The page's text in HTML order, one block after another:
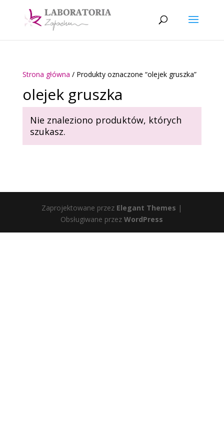
Strona główna / Produkty oznaczone “olejek gruszka”
olejek gruszka
Nie znaleziono produktów, których
szukasz.
Zaprojektowane przez Elegant Themes |
Obsługiwane przezWordPress